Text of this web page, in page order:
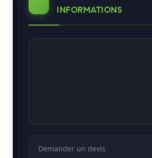
INFORMATIONS
Demander un devis